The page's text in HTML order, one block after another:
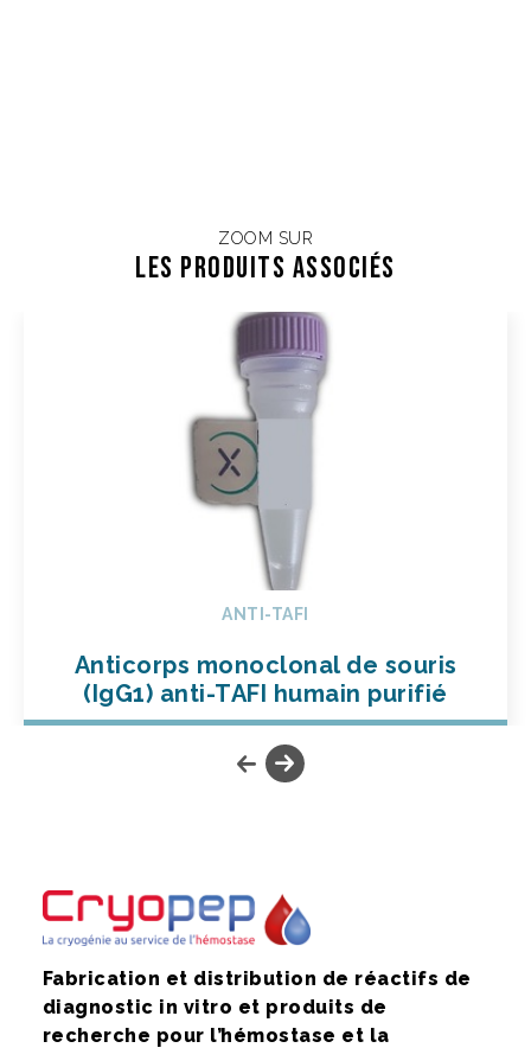
ZOOM SUR
Les Produits associés
ANTI-TAFI
Anticorps monoclonal de souris
(IgG1) anti-TAFI humain purifié
Fabrication et distribution de réactifs de
diagnostic in vitro et produits de
recherche pour l’hémostase et la